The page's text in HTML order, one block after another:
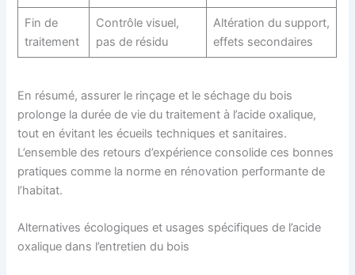
Fin de
traitement
Contrôle visuel,
pas de résidu
Altération du support,
effets secondaires
En résumé, assurer le rinçage et le séchage du bois
prolonge la durée de vie du traitement à l’acide oxalique,
tout en évitant les écueils techniques et sanitaires.
L’ensemble des retours d’expérience consolide ces bonnes
pratiques comme la norme en rénovation performante de
l’habitat.
Alternatives écologiques et usages spécifiques de l’acide
oxalique dans l’entretien du bois